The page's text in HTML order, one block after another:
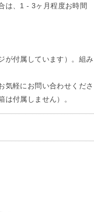
は、1 - 3ヶ月程度お時間
が付属しています）。組み
気軽にお問い合わせくださ
は付属しません）。